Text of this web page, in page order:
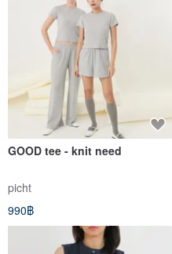
GOOD tee - knit need
picht
990฿